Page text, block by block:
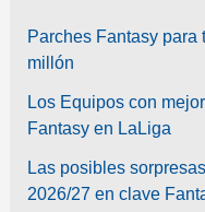
Parches Fantasy para
millón
Los Equipos con
Fantasy en LaLiga
Las posibles
2026/27 en clave